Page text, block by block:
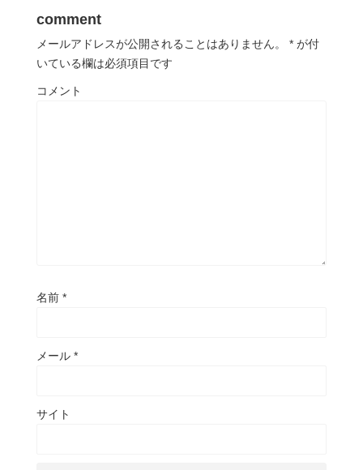
comment
メールアドレスが公開されることはありません。 * が付
いている欄は必須項目です
コメント
名前 *
メール *
サイト